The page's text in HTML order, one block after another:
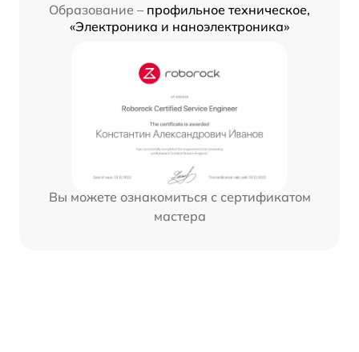
Образование – профильное техническое,
«Электроника и наноэлектроника»
Вы можете ознакомиться с сертификатом
мастера